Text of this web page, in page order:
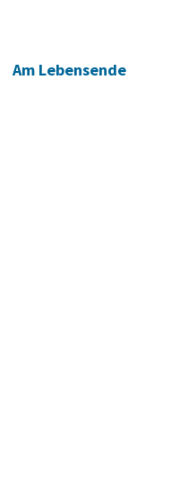
Am Lebensende